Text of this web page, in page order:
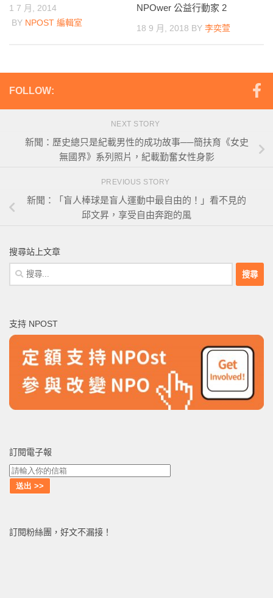
1 7 月, 2014
BY NPOST 編輯室
NPOwer 公益行動家 2
18 9 月, 2018 BY 李奕萱
FOLLOW:
NEXT STORY
新聞：歷史總只是紀載男性的成功故事──簡扶育《女史
無國界》系列照片，紀載勤奮女性身影
PREVIOUS STORY
新聞：「盲人棒球是盲人運動中最自由的！」看不見的
邱文昇，享受自由奔跑的風
搜尋站上文章
搜
尋
字:
支持 NPOST
訂閱電子報
訂閱粉絲團，好文不漏接！